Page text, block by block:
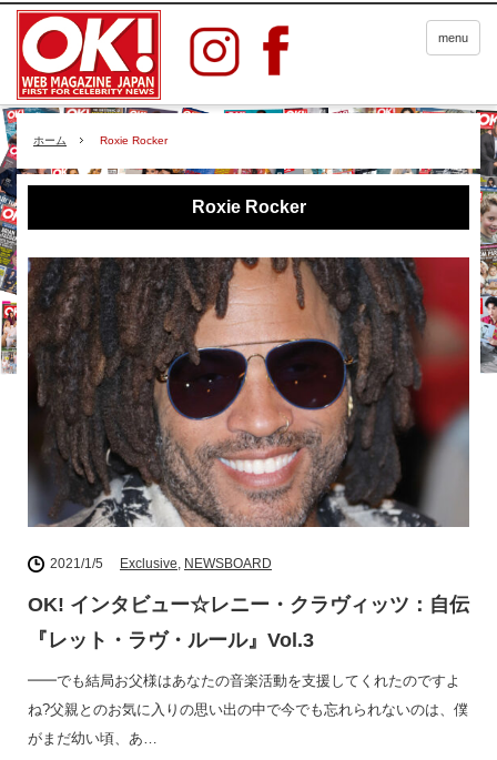
menu
ホーム Roxie Rocker
Roxie Rocker
2021/1/5 Exclusive, NEWSBOARD
OK! インタビュー☆レニー・クラヴィッツ：自伝
『レット・ラヴ・ルール』Vol.3
━━でも結局お父様はあなたの音楽活動を支援してくれたのですよ
ね?父親とのお気に入りの思い出の中で今でも忘れられないのは、僕
がまだ幼い頃、あ…